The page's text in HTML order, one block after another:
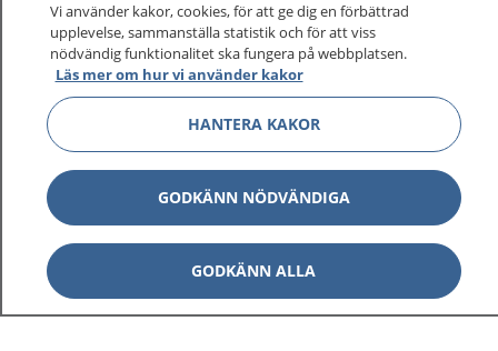
1177–tryggt om din hälsa och vård
På 1177.se får du råd om hälsa och information om
sjukdomar och vilka mottagningar du kan kontakta.
Logga in för att läsa din journal och göra dina
vårdärenden. Ring telefonnummer 1177 för
sjukvårdsrådgivning dygnet runt.
1177 ger dig råd när du vill må bättre.
Vi använder kakor, cookies, för att ge dig en förbättrad
upplevelse, sammanställa statistik och för att viss
nödvändig funktionalitet ska fungera på webbplatsen.
Läs mer om hur vi använder kakor
HANTERA KAKOR
GODKÄNN NÖDVÄNDIGA
GODKÄNN ALLA